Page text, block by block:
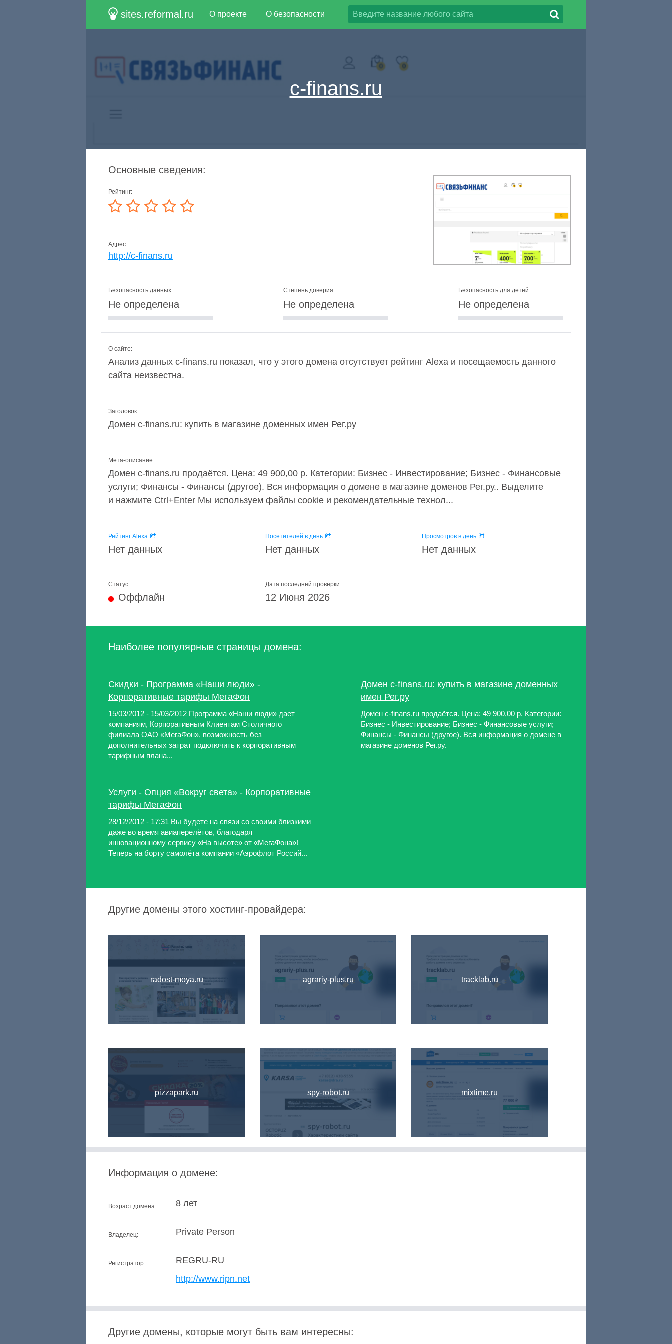
sites.reformal.ru О проекте О безопасности
c-finans.ru
Основные сведения:
Рейтинг:
Адрес:
http://c-finans.ru
Безопасность данных:
Не определена
Степень доверия:
Не определена
Безопасность для детей:
Не определена
О сайте:
Анализ данных c-finans.ru показал, что у этого домена отсутствует рейтинг Alexa и посещаемость данного
сайта неизвестна.
Заголовок:
Домен c-finans.ru: купить в магазине доменных имен Рег.ру
Мета-описание:
Домен c-finans.ru продаётся. Цена: 49 900,00 р. Категории: Бизнес - Инвестирование; Бизнес - Финансовые
услуги; Финансы - Финансы (другое). Вся информация о домене в магазине доменов Рег.ру.. Выделите
и нажмите Ctrl+Enter Мы используем файлы cookie и рекомендательные технол...
Рейтинг Alexa
Нет данных
Посетителей в день
Нет данных
Просмотров в день
Нет данных
Статус:
Оффлайн
Дата последней проверки:
12 Июня 2026
Наиболее популярные страницы домена:
Скидки - Программа «Наши люди» -
Корпоративные тарифы МегаФон
15/03/2012 - 15/03/2012 Программа «Наши люди» дает
компаниям, Корпоративным Клиентам Столичного
филиала ОАО «МегаФон», возможность без
дополнительных затрат подключить к корпоративным
тарифным плана...
Услуги - Опция «Вокруг света» - Корпоративные
тарифы МегаФон
28/12/2012 - 17:31 Вы будете на связи со своими близкими
даже во время авиаперелётов, благодаря
инновационному сервису «На высоте» от «МегаФона»!
Теперь на борту самолёта компании «Аэрофлот Россий...
Домен c-finans.ru: купить в магазине доменных
имен Рег.ру
Домен c-finans.ru продаётся. Цена: 49 900,00 р. Категории:
Бизнес - Инвестирование; Бизнес - Финансовые услуги;
Финансы - Финансы (другое). Вся информация о домене в
магазине доменов Рег.ру.
Другие домены этого хостинг-провайдера:
radost-moya.ru
pizzapark.ru
agrariy-plus.ru
spy-robot.ru
tracklab.ru
mixtime.ru
Информация о домене:
Возраст домена: 8 лет
Владелец: Private Person
Регистратор:
REGRU-RU
http://www.ripn.net
Другие домены, которые могут быть вам интересны: